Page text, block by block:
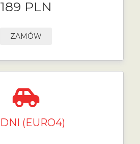
189 PLN
ZAMÓW
DNI (EURO4)